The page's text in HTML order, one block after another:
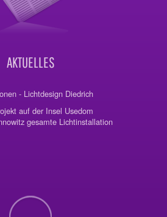
AKTUELLES
- Lichtdesign Diedrich
auf der Insel Usedom
gesamte Lichtinstallation